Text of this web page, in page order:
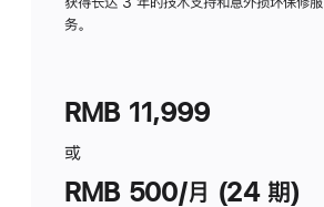
务。
RMB 11,999
或
RMB 500/月 (24 期)